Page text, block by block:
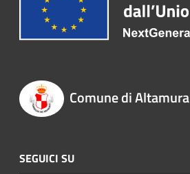
Comune di Altamura
SEGUICI SU